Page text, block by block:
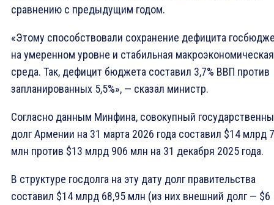
сравнению с предыдущим годом.
«Этому способствовали сохранение дефицита
на умеренном уровне и стабильная макроэкономическая
среда. Так, дефицит бюджета составил 3,7% ВВП против
запланированных 5,5%», — сказал министр.
Согласно данным Минфина, совокупный
долг Армении на 31 марта 2026 года составил $14 млрд
млн против $13 млрд 906 млн на 31 декабря 2025 года.
В структуре госдолга на эту дату долг правительства
составил $14 млрд 68,95 млн (из них внешний долг — $6